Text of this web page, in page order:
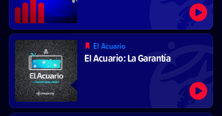
El Acuario
El Acuario: La Garantía